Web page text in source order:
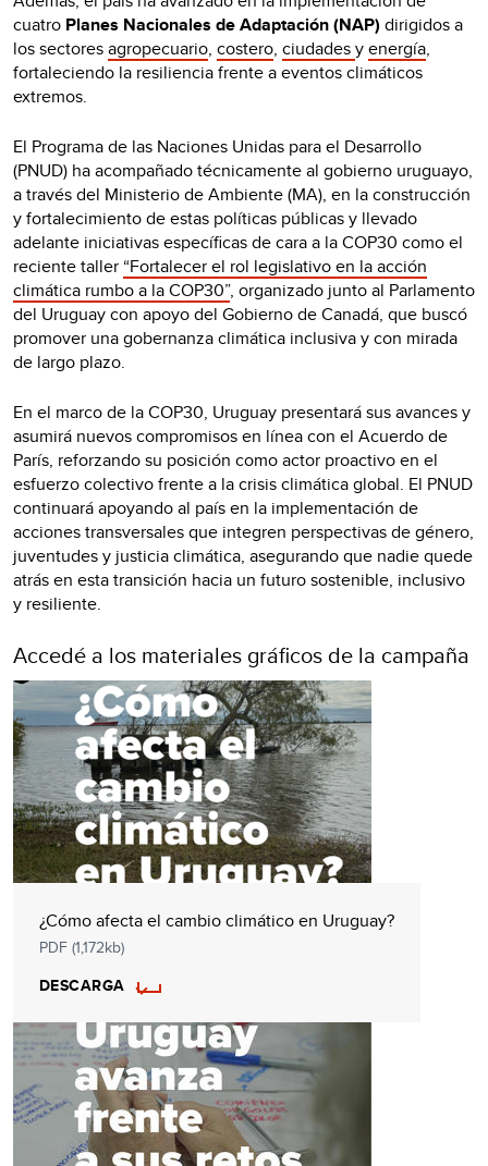
cuatro Planes Nacionales de Adaptación (NAP) dirigidos a
los sectoresagropecuario, costero, ciudadesyenergía,
fortaleciendo la resiliencia frente a eventos climáticos
extremos.
El Programa de las Naciones Unidas para el Desarrollo
(PNUD) ha acompañado técnicamente al gobierno uruguayo,
a través del Ministerio de Ambiente (MA), en la construcción
y fortalecimiento de estas políticas públicas y llevado
adelante iniciativas específicas de cara a la COP30 como el
reciente taller “Fortalecer el rol legislativo en la acción
climática rumbo a la COP30”, organizado junto al Parlamento
del Uruguay con apoyo del Gobierno de Canadá, que buscó
promover una gobernanza climática inclusiva y con mirada
de largo plazo.
En el marco de la COP30, Uruguay presentará sus avances y
asumirá nuevos compromisos en línea con el Acuerdo de
París, reforzando su posición como actor proactivo en el
esfuerzo colectivo frente a la crisis climática global. El PNUD
continuará apoyando al país en la implementación de
acciones transversales que integren perspectivas de género,
juventudes y justicia climática, asegurando que nadie quede
atrás en esta transición hacia un futuro sostenible, inclusivo
y resiliente.
Accedé a los materiales gráficos de la campaña
¿Cómo afecta el cambio climático en Uruguay?
PDF (1,172kb)
DESCARGA